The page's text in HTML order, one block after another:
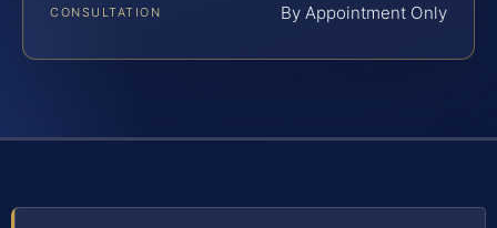
CONSULTATION By Appointment Only